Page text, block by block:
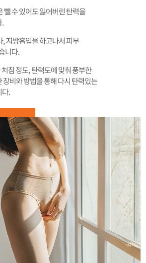
뺄 수 있어도 잃어버린 탄력을
지방흡입을 하고나서 피부
니다.
짐 정도, 탄력도에 맞춰 풍부한
비와 방법을 통해 다시 탄력있는
.